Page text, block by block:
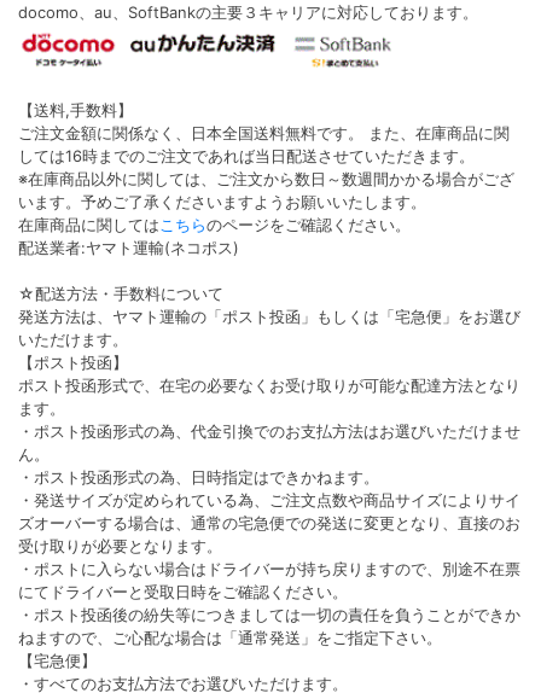
docomo、au、SoftBankの主要３キャリアに対応しております。
【送料,手数料】
ご注文金額に関係なく、日本全国送料無料です。 また、在庫商品に関
しては16時までのご注文であれば当日配送させていただきます。
※在庫商品以外に関しては、ご注文から数日～数週間かかる場合がござ
います。予めご了承くださいますようお願いいたします。
在庫商品に関しては こちらのページをご確認ください。
配送業者:ヤマト運輸(ネコポス)
☆配送方法・手数料について
発送方法は、ヤマト運輸の「ポスト投函」もしくは「宅急便」をお選び
いただけます。
【ポスト投函】
ポスト投函形式で、在宅の必要なくお受け取りが可能な配達方法となり
ます。
・ポスト投函形式の為、代金引換でのお支払方法はお選びいただけませ
ん。
・ポスト投函形式の為、日時指定はできかねます。
・発送サイズが定められている為、ご注文点数や商品サイズによりサイ
ズオーバーする場合は、通常の宅急便での発送に変更となり、直接のお
受け取りが必要となります。
・ポストに入らない場合はドライバーが持ち戻りますので、別途不在票
にてドライバーと受取日時をご確認ください。
・ポスト投函後の紛失等につきましては一切の責任を負うことができか
ねますので、ご心配な場合は「通常発送」をご指定下さい。
【宅急便】
・すべてのお支払方法でお選びいただけます。